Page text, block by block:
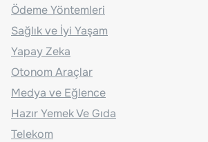
Ödeme Yöntemleri
Sağlık ve İyi Yaşam
Yapay Zeka
Otonom Araçlar
Medya ve Eğlence
Hazır Yemek Ve Gıda
Telekom